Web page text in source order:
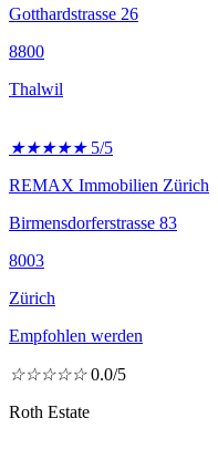
Gotthardstrasse 26
8800
Thalwil
★★★★★ 5/5
REMAX Immobilien Zürich
Birmensdorferstrasse 83
8003
Zürich
Empfohlen werden
☆☆☆☆☆ 0.0/5
Roth Estate